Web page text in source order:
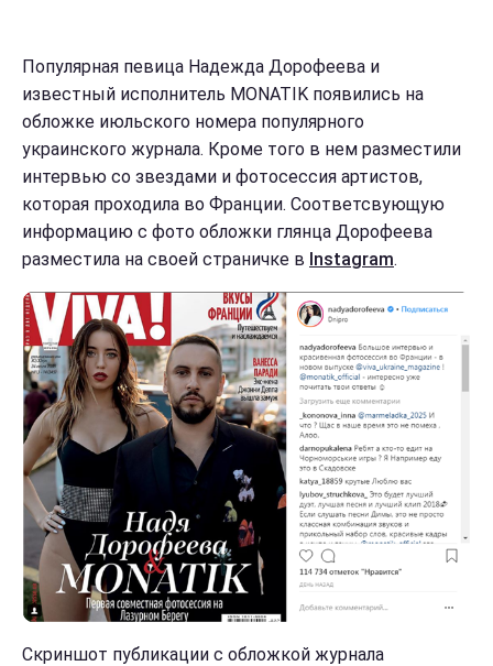
Популярная певица Надежда Дорофеева и
известный исполнитель MONATIK появились на
обложке июльского номера популярного
украинского журнала. Кроме того в нем разместили
интервью со звездами и фотосессия артистов,
которая проходила во Франции. Соответсвующую
информацию с фото обложки глянца Дорофеева
разместила на своей страничке в Instagram.
Скриншот публикации с обложкой журнала